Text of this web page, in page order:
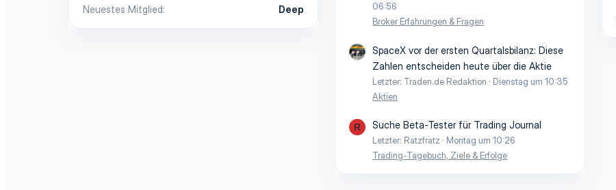
Neuestes Mitglied
Deep
06:56
Broker Erfahrungen & Fragen
SpaceX vor der ersten Quartalsbilanz: Diese
Zahlen entscheiden heute über die Aktie
Letzter: Traden.de Redaktion
Dienstag um 10:35
Aktien
R Suche Beta-Tester für Trading Journal
Letzter: Ratzfratz
Montag um 10:26
Trading-Tagebuch, Ziele & Erfolge